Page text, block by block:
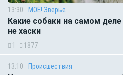
13:30 МОЁ! Зверьё
Какие собаки на самом
не хаски
1 1877
13:10 Происшествия